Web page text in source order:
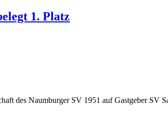
1. Platz
des Naumburger SV 1951 auf Gastgeber SV